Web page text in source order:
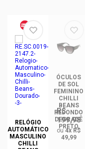
RELÓGIO
AUTOMÁTICO
MASCULINO
CHILLI
ÓCULOS
DE SOL
FEMININO
CHILLI
BEANS
REDONDO
DEGRADÊ
PRETO
R$
199,98
ou4x R$
49,99